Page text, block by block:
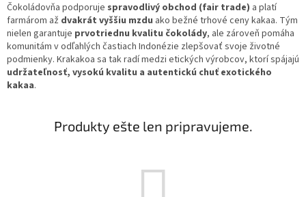
Čokoládovňa podporuje spravodlivý obchod (fair trade) a platí
farmárom až dvakrát vyššiu mzdu ako bežné trhové ceny kakaa. Tým
nielen garantuje prvotriednu kvalitu čokolády, ale zároveň pomáha
komunitám v odľahlých častiach Indonézie zlepšovať svoje životné
podmienky. Krakakoa sa tak radí medzi etických výrobcov, ktorí spájajú
udržateľnosť, vysokú kvalitu a autentickú chuť exotického
kakaa.
Produkty ešte len pripravujeme.